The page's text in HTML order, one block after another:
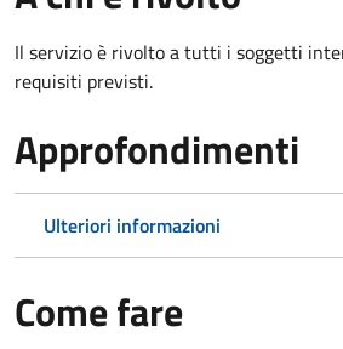
Il servizio è rivolto a tutti i soggetti
requisiti previsti.
Approfondimenti
Ulteriori informazioni
Come fare